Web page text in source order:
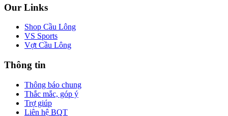
Our Links
Shop Cầu Lông
VS Sports
Vợt Cầu Lông
Thông tin
Thông báo chung
Thắc mắc, góp ý
Trợ giúp
Liên hệ BQT